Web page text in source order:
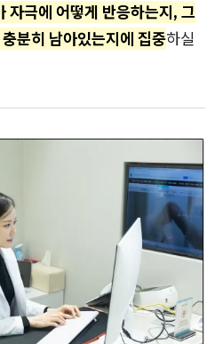
자극에 어떻게 반응하는지, 그
분히 남아있는지에 집중하실